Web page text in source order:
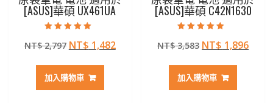
[ASUS]華碩 UX461UA
5.00
滿分 5
NT$2,797 原
價
格：
NT$ 1,482目
加入購物車
[ASUS]華碩 C42N1630
4.50
滿分 5
NT$3,583 原
價
格：
NT$ 1,896目
加入購物車